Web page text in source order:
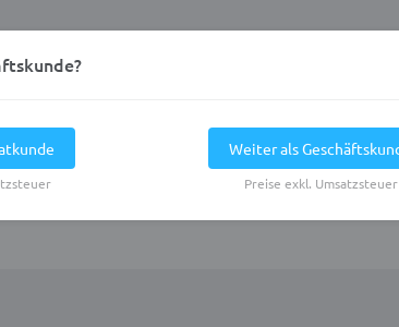
Weiter als
Preise exkl. Umsatzsteuer